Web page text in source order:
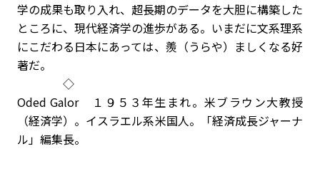
学の成果も取り入れ、超長期のデータを大胆に構築した
ところに、現代経済学の進歩がある。いまだに文系理系
にこだわる日本にあっては、羨（うらや）ましくなる好
著だ。
◇
Oded Galor １９５３年生まれ。米ブラウン大教授
（経済学）。イスラエル系米国人。「経済成長ジャーナ
ル」編集長。